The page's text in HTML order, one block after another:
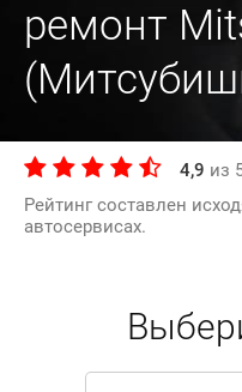
ремонт
4,9 из
Рейтинг составлен
автосервисах.